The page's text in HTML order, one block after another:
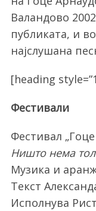
Валандово
публиката, и
најслушана
[heading
Фестивали
Фестивал „Гоце
Ништо нема
Музика и
Текст
Исполнува